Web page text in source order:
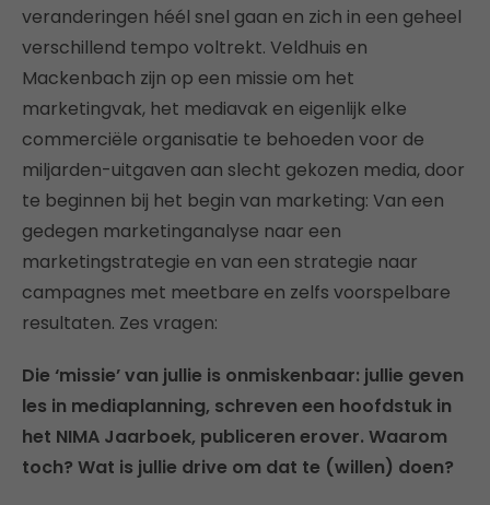
veranderingen héél snel gaan en zich in een geheel
verschillend tempo voltrekt. Veldhuis en
Mackenbach zijn op een missie om het
marketingvak, het mediavak en eigenlijk elke
commerciële organisatie te behoeden voor de
miljarden-uitgaven aan slecht gekozen media, door
te beginnen bij het begin van marketing: Van een
gedegen marketinganalyse naar een
marketingstrategie en van een strategie naar
campagnes met meetbare en zelfs voorspelbare
resultaten. Zes vragen:
Die ‘missie’ van jullie is onmiskenbaar: jullie geven
les in mediaplanning, schreven een hoofdstuk in
het NIMA Jaarboek, publiceren erover. Waarom
toch? Wat is jullie drive om dat te (willen) doen?